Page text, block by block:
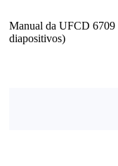
Manual da UFCD 6709
diapositivos)